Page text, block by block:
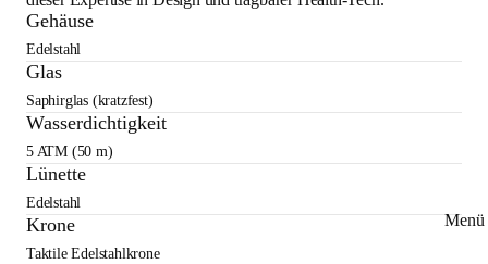
Menü
Gehäuse
Edelstahl
Glas
Saphirglas (kratzfest)
Wasserdichtigkeit
5 ATM (50 m)
Lünette
Edelstahl
Krone
Taktile Edelstahlkrone